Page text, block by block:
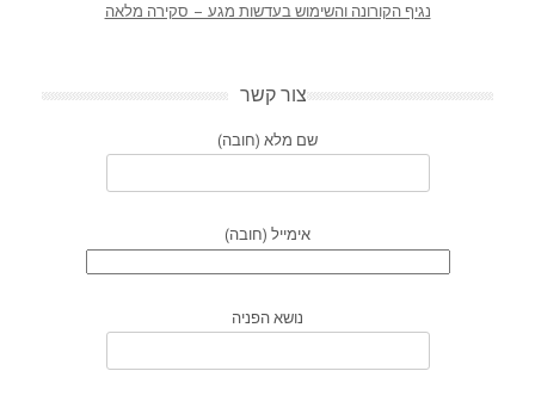
נגיף הקורונה והשימוש בעדשות מגע – סקירה מלאה
צור קשר
שם מלא (חובה)
אימייל (חובה)
נושא הפניה